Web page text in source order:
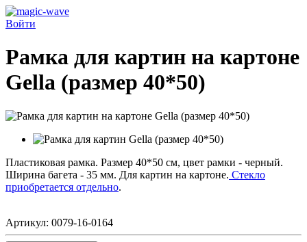
Войти
Рамка для картин на картоне
Gella (размер 40*50)
Пластиковая рамка. Размер 40*50 см, цвет рамки - черный.
Ширина багета - 35 мм. Для картин на картоне. Стекло
приобретается отдельно.
Артикул: 0079-16-0164